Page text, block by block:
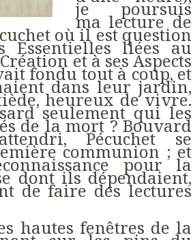
je poursuis
ma lecture de
où il est question
Essentielles liées au
et à ses Aspects
fondu tout à coup, et
dans leur jardin,
heureux de vivre.
seulement qui les
de la mort ? Bouvard
Pécuchet se
communion ; et
pour la
dont ils dépendaient,
de faire des lectures
hautes fenêtres de la